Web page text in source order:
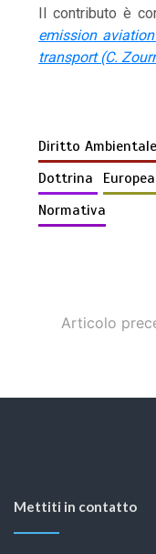
Il contributo è
emission
transport (C.
Diritto Ambientale
Dottrina
Europea
Normativa
Articolo
Mettiti in contatto